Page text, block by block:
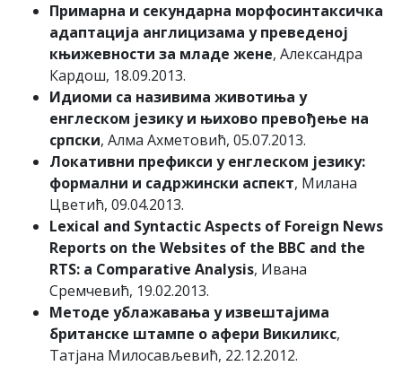
Примарна и секундарна морфосинтаксичка
адаптација англицизама у преведеној
књижевности за младе жене, Александра
Кардош, 18.09.2013.
Идиоми са називима животиња у
енглеском језику и њихово превођење на
српски, Алма Ахметовић, 05.07.2013.
Локативни префикси у енглеском језику:
формални и садржински аспект, Милана
Цветић, 09.04.2013.
Lexical and Syntactic Aspects of Foreign News
Reports on the Websites of the BBC and the
RTS: a Comparative Analysis, Ивана
Сремчевић, 19.02.2013.
Методе ублажавања у извештајима
британске штампе о афери Викиликс,
Татјана Милосављевић, 22.12.2012.